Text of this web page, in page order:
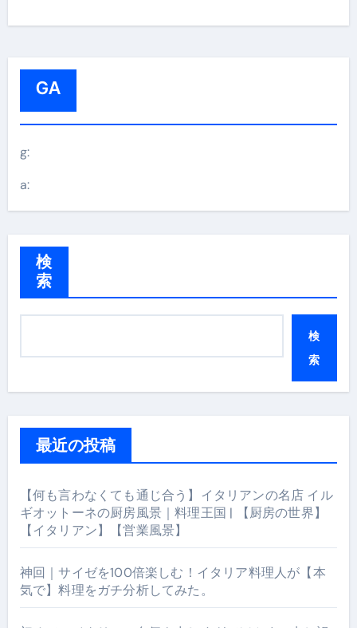
GA
g:
a:
検
索
検
索
最近の投稿
【何も言わなくても通じ合う】イタリアンの名店 イル
ギオットーネの厨房風景｜料理王国 | 【厨房の世界】
【イタリアン】【営業風景】
神回｜サイゼを100倍楽しむ！イタリア料理人が【本
気で】料理をガチ分析してみた。